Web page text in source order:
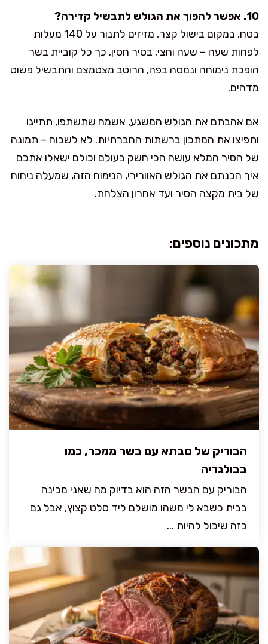
10. אפשר להפוך את הגולש לתבשיל קדירה?
בטח. במקום בישול קצר, מזיזים לתנור על 140 מעלות
לפחות שעה – שעה וחצי, בסיר חסין. כך כל קוביית בשר
הופכת נימוחה ונמסה בפה, הרוטב מצטמצם והתבשיל פשוט
מדהים.
אם אהבתם את הגולש המשגע, אשמח שתשתפו, תתייגו
ותפיצו את המתכון ברשתות החברתיות. לא לשכוח – תמונה
של הסיר המלא עושה הכי חשק בעולם וכולם ישאלו אתכם
איך הכנתם את הגולש האוורירי, הנימוח הזה, שמעלה ניחוח
של בית מקצה הסיר ועד אחרון הצלחת.
מתכונים נוספים:
הבוריק של סבתא עם בשר ממכר, כמו
בבולגריה
הבוריק עם הבשר הזה הוא בדיוק מה שאני מכינה
בבית כשבא לי משהו מושלם ליד סלט קצוץ, אבל גם
כזה שיכול להיות ...